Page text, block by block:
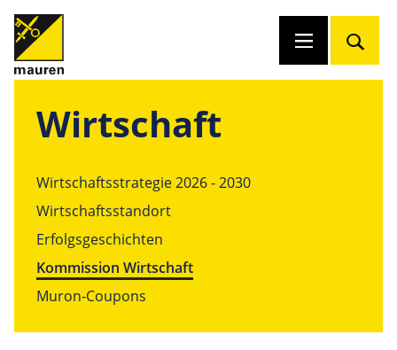
Wirtschaft
Wirtschaftsstrategie 2026 - 2030
Wirtschaftsstandort
Erfolgsgeschichten
Kommission Wirtschaft
Muron-Coupons